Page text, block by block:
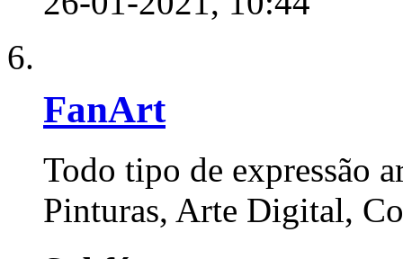
FanArt
Todo tipo de expressão
Pinturas, Arte Digital,